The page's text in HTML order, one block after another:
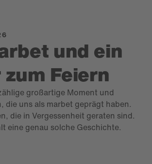
und ein
Feiern
großartige Moment und
die uns als marbet geprägt haben.
die in Vergessenheit geraten sind.
eine genau solche Geschichte.